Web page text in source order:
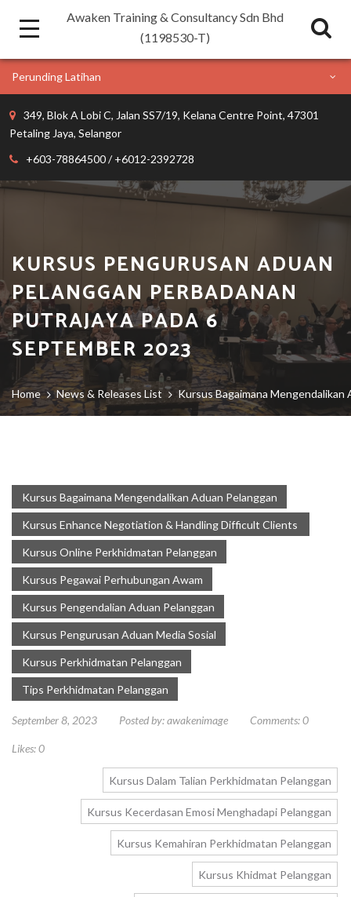
Awaken Training & Consultancy Sdn Bhd
(1198530-T)
Perunding Latihan
349, Blok A Lobi C, Jalan SS7/19, Kelana Centre Point, 47301
Petaling Jaya, Selangor
+603-78864500 / +6012-2392728
KURSUS PENGURUSAN ADUAN
PELANGGAN PERBADANAN
PUTRAJAYA PADA 6
SEPTEMBER 2023
Home News & Releases List Kursus Bagaimana Mengendalikan
Kursus Bagaimana Mengendalikan Aduan Pelanggan
Kursus Enhance Negotiation & Handling Difficult Clients
Kursus Online Perkhidmatan Pelanggan
Kursus Pegawai Perhubungan Awam
Kursus Pengendalian Aduan Pelanggan
Kursus Pengurusan Aduan Media Sosial
Kursus Perkhidmatan Pelanggan
Tips Perkhidmatan Pelanggan
September 8, 2023 Posted by:awakenimage Comments:0
Likes:0
Kursus Dalam Talian Perkhidmatan Pelanggan
Kursus Kecerdasan Emosi Menghadapi Pelanggan
Kursus Kemahiran Perkhidmatan Pelanggan
Kursus Khidmat Pelanggan